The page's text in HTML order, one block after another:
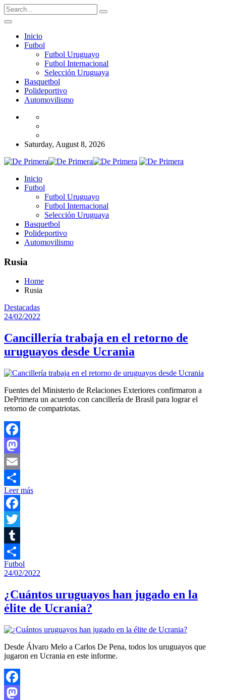
Inicio
Futbol
Futbol Uruguayo
Futbol Internacional
Selección Uruguaya
Basquetbol
Polideportivo
Automovilismo
Saturday, August 8, 2026
Inicio
Futbol
Futbol Uruguayo
Futbol Internacional
Selección Uruguaya
Basquetbol
Polideportivo
Automovilismo
Rusia
Home
Rusia
Destacadas
24/02/2022
Cancillería trabaja en el retorno de
uruguayos desde Ucrania
Fuentes del Ministerio de Relaciones Exteriores confirmaron a
DePrimera un acuerdo con cancillería de Brasil para lograr el
retorno de compatriotas.
Facebook
Mastodon
Email
Compartir
Leer más
Facebook
Twitter
Tumblr
Compartir
Futbol
24/02/2022
¿Cuántos uruguayos han jugado en la
élite de Ucrania?
Desde Álvaro Melo a Carlos De Pena, todos los uruguayos que
jugaron en Ucrania en este informe.
Facebook